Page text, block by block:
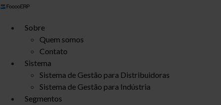
Ir
conteúdo
Sobre
Quem somos
Contato
Sistema
Sistema de Gestão para Distribuidoras
Sistema de Gestão para Indústria
Segmentos